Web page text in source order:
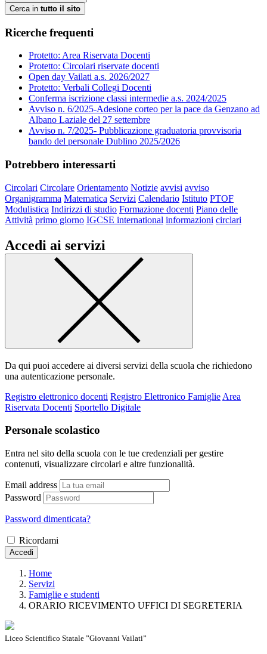
Cerca in tutto il sito
Ricerche frequenti
Protetto: Area Riservata Docenti
Protetto: Circolari riservate docenti
Open day Vailati a.s. 2026/2027
Protetto: Verbali Collegi Docenti
Conferma iscrizione classi intermedie a.s. 2024/2025
Avviso n. 6/2025-Adesione corteo per la pace da Genzano ad
Albano Laziale del 27 settembre
Avviso n. 7/2025- Pubblicazione graduatoria provvisoria
bando del personale Dublino 2025/2026
Potrebbero interessarti
Circolari Circolare Orientamento Notizie avvisi avviso
Organigramma Matematica Servizi Calendario Istituto PTOF
Modulistica Indirizzi di studio Formazione docenti Piano delle
Attività primo giorno IGCSE international informazioni circlari
Accedi ai servizi
Da qui puoi accedere ai diversi servizi della scuola che richiedono
una autenticazione personale.
Registro elettronico docenti Registro Elettronico Famiglie Area
Riservata Docenti Sportello Digitale
Personale scolastico
Entra nel sito della scuola con le tue credenziali per gestire
contenuti, visualizzare circolari e altre funzionalità.
Email address
Password
Password dimenticata?
Ricordami
Accedi
Home
Servizi
Famiglie e studenti
ORARIO RICEVIMENTO UFFICI DI SEGRETERIA
Liceo Scientifico Statale ”Giovanni Vailati”